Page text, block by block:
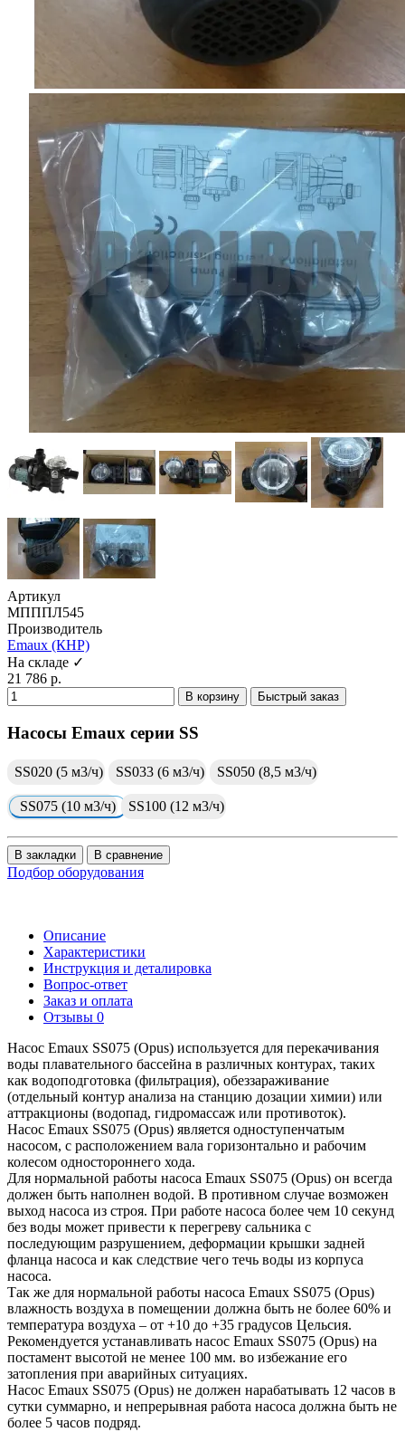
Артикул
МПППЛ545
Производитель
Emaux (КНР)
На складе ✓
21 786 р.
В корзину Быстрый заказ
Насосы Emaux серии SS
SS020 (5 м3/ч) SS033 (6 м3/ч) SS050 (8,5 м3/ч)
SS075 (10 м3/ч) SS100 (12 м3/ч)
В закладки В сравнение
Подбор оборудования
Описание
Характеристики
Инструкция и деталировка
Вопрос-ответ
Заказ и оплата
Отзывы 0
Насос Emaux SS075 (Opus) используется для перекачивания
воды плавательного бассейна в различных контурах, таких
как водоподготовка (фильтрация), обеззараживание
(отдельный контур анализа на станцию дозации химии) или
аттракционы (водопад, гидромассаж или противоток).
Насос Emaux SS075 (Opus) является одноступенчатым
насосом, с расположением вала горизонтально и рабочим
колесом одностороннего хода.
Для нормальной работы насоса Emaux SS075 (Opus) он всегда
должен быть наполнен водой. В противном случае возможен
выход насоса из строя. При работе насоса более чем 10 секунд
без воды может привести к перегреву сальника с
последующим разрушением, деформации крышки задней
фланца насоса и как следствие чего течь воды из корпуса
насоса.
Так же для нормальной работы насоса Emaux SS075 (Opus)
влажность воздуха в помещении должна быть не более 60% и
температура воздуха – от +10 до +35 градусов Цельсия.
Рекомендуется устанавливать насос Emaux SS075 (Opus) на
постамент высотой не менее 100 мм. во избежание его
затопления при аварийных ситуациях.
Насос Emaux SS075 (Opus) не должен нарабатывать 12 часов в
сутки суммарно, и непрерывная работа насоса должна быть не
более 5 часов подряд.